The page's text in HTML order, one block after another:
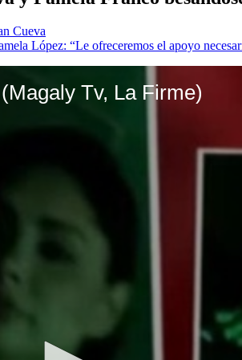
Cueva
López: “Le ofreceremos el apoyo
Tv, La Firme)